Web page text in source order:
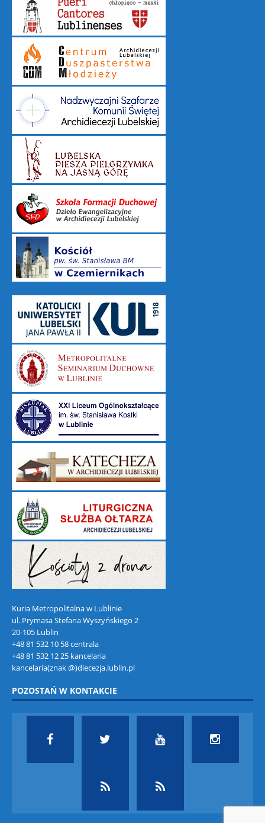
Kuria Metropolitalna w Lublinie
ul. Prymasa Stefana Wyszyńskiego 2
20-105 Lublin
+48 81 532 10 58 centrala
+48 81 532 12 25 kancelaria
kancelaria(znak @)diecezja.lublin.pl
POZOSTAŃ W KONTAKCIE